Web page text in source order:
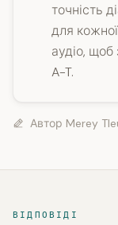
точність
для
аудіо, щоб
A-T.
Автор Merey
ВІДПОВІДІ